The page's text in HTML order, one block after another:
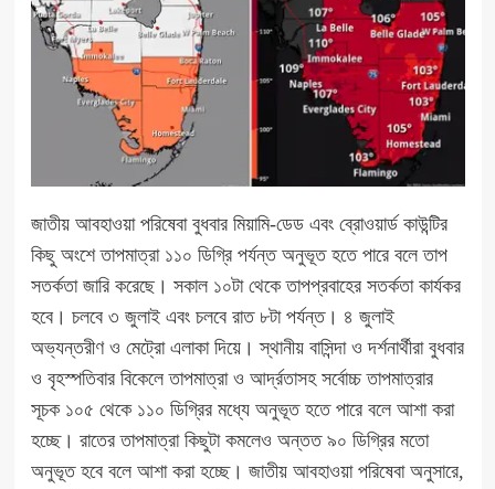
জাতীয় আবহাওয়া পরিষেবা বুধবার মিয়ামি-ডেড এবং ব্রোওয়ার্ড কাউন্টির
কিছু অংশে তাপমাত্রা ১১০ ডিগ্রি পর্যন্ত অনুভূত হতে পারে বলে তাপ
সতর্কতা জারি করেছে। সকাল ১০টা থেকে তাপপ্রবাহের সতর্কতা কার্যকর
হবে। চলবে ৩ জুলাই এবং চলবে রাত ৮টা পর্যন্ত। ৪ জুলাই
অভ্যন্তরীণ ও মেট্রো এলাকা দিয়ে। স্থানীয় বাসিন্দা ও দর্শনার্থীরা বুধবার
ও বৃহস্পতিবার বিকেলে তাপমাত্রা ও আর্দ্রতাসহ সর্বোচ্চ তাপমাত্রার
সূচক ১০৫ থেকে ১১০ ডিগ্রির মধ্যে অনুভূত হতে পারে বলে আশা করা
হচ্ছে। রাতের তাপমাত্রা কিছুটা কমলেও অন্তত ৯০ ডিগ্রির মতো
অনুভূত হবে বলে আশা করা হচ্ছে। জাতীয় আবহাওয়া পরিষেবা অনুসারে,